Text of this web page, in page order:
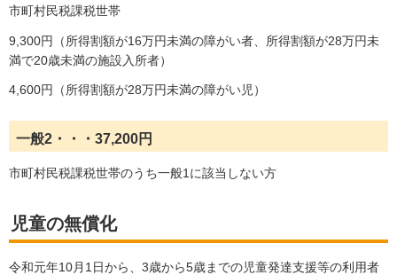
市町村民税課税世帯
9,300円（所得割額が16万円未満の障がい者、所得割額が28万円未
満で20歳未満の施設入所者）
4,600円（所得割額が28万円未満の障がい児）
一般2・・・37,200円
市町村民税課税世帯のうち一般1に該当しない方
児童の無償化
令和元年10月1日から、3歳から5歳までの児童発達支援等の利用者